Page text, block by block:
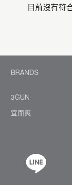
目前沒有符
BRANDS
3GUN
宜而爽